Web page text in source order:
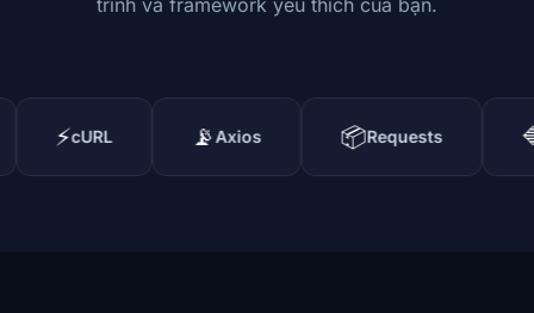
trình và framework yêu thích của bạn.
📡 📦 Requests 🔷